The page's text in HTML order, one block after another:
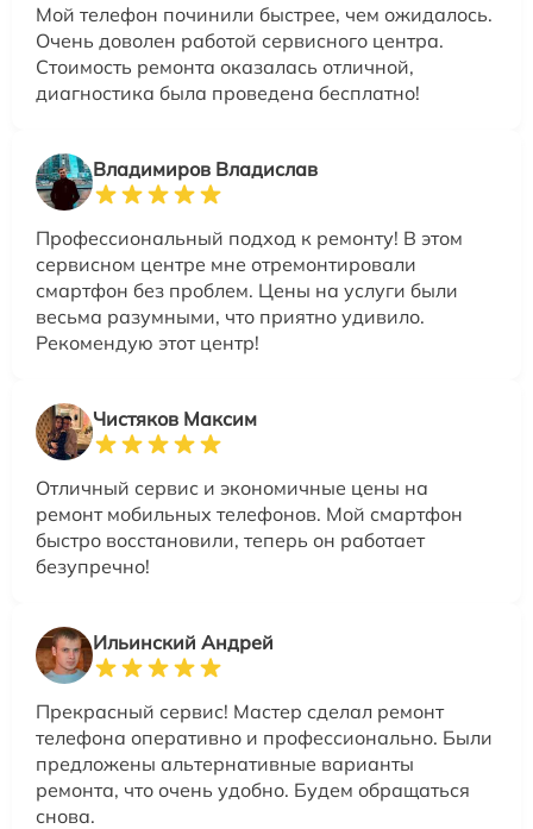
Мой телефон починили быстрее, чем ожидалось.
Очень доволен работой сервисного центра.
Стоимость ремонта оказалась отличной,
диагностика была проведена бесплатно!
Владимиров Владислав
Профессиональный подход к ремонту! В этом
сервисном центре мне отремонтировали
смартфон без проблем. Цены на услуги были
весьма разумными, что приятно удивило.
Рекомендую этот центр!
Чистяков Максим
Отличный сервис и экономичные цены на
ремонт мобильных телефонов. Мой смартфон
быстро восстановили, теперь он работает
безупречно!
Ильинский Андрей
Прекрасный сервис! Мастер сделал ремонт
телефона оперативно и профессионально. Были
предложены альтернативные варианты
ремонта, что очень удобно. Будем обращаться
снова.